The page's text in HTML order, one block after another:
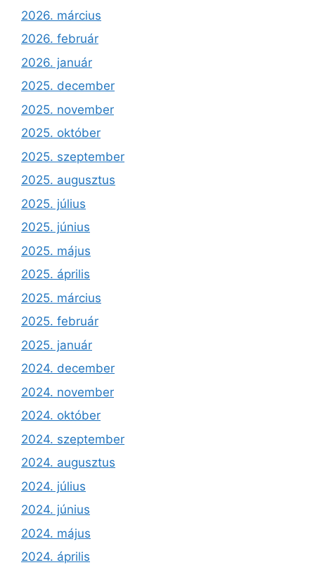
2026. március
2026. február
2026. január
2025. december
2025. november
2025. október
2025. szeptember
2025. augusztus
2025. július
2025. június
2025. május
2025. április
2025. március
2025. február
2025. január
2024. december
2024. november
2024. október
2024. szeptember
2024. augusztus
2024. július
2024. június
2024. május
2024. április